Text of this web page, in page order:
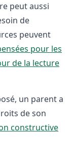
peut aussi
de
peuvent
pour les
de la lecture
un parent a
de son
constructive